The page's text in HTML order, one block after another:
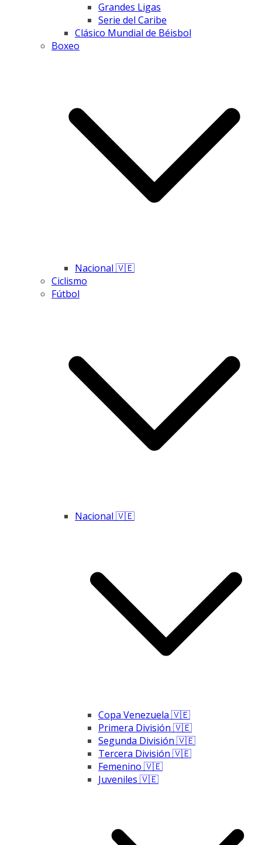
Grandes Ligas
Serie del Caribe
Clásico Mundial de Béisbol
Boxeo
Nacional 🇻🇪
Ciclismo
Fútbol
Nacional 🇻🇪
Copa Venezuela 🇻🇪
Primera División 🇻🇪
Segunda División 🇻🇪
Tercera División 🇻🇪
Femenino 🇻🇪
Juveniles 🇻🇪